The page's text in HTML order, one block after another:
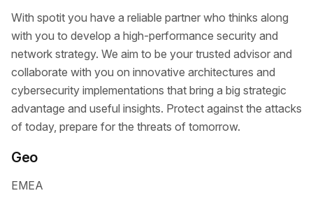
With spotit you have a reliable partner who thinks along
with you to develop a high-performance security and
network strategy. We aim to be your trusted advisor and
collaborate with you on innovative architectures and
cybersecurity implementations that bring a big strategic
advantage and useful insights. Protect against the attacks
of today, prepare for the threats of tomorrow.
Geo
EMEA